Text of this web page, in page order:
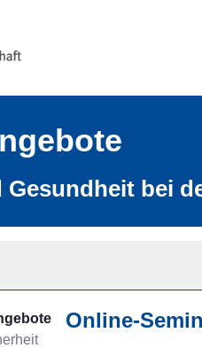
Gesundheit bei
Online-